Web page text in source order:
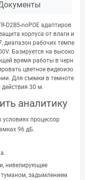
D2B5-noPOE адаптиров
корпуса от влаги и
диапазон рабочих темпе
Базируется на высоко
время работы в черн
цветное видеоизо
Для съемки в темноте
30 м.
аналитику
процессор
96 дБ.
нивелирующее
туманом, задымлением